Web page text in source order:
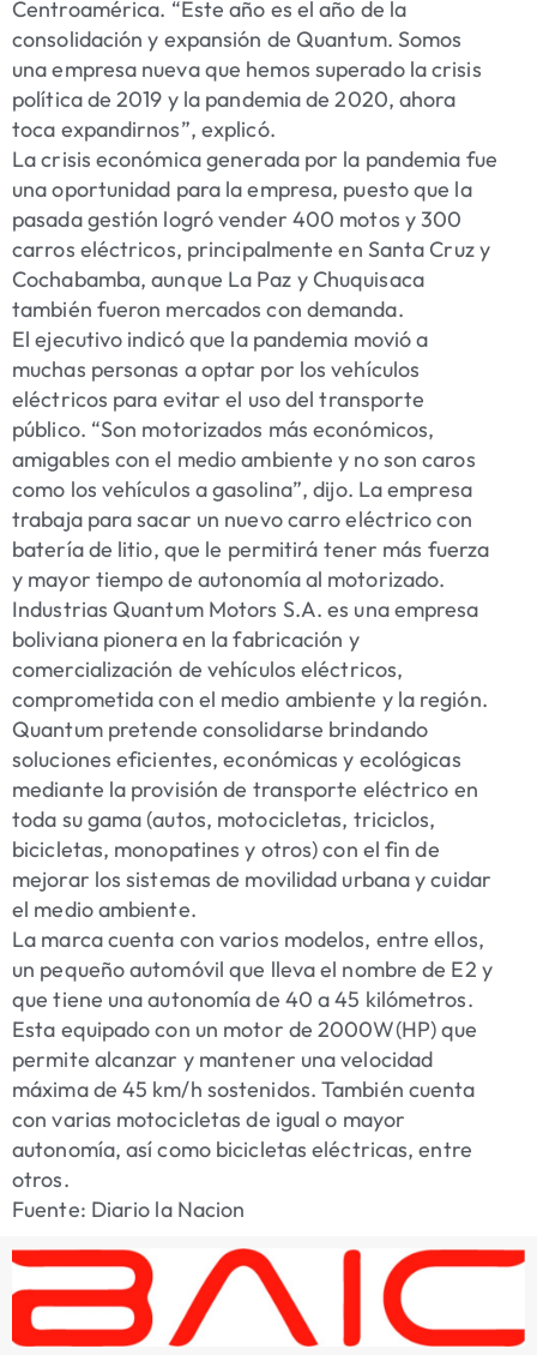
Centroamérica. “Este año es el año de la
consolidación y expansión de Quantum. Somos
una empresa nueva que hemos superado la crisis
política de 2019 y la pandemia de 2020, ahora
toca expandirnos”, explicó.
La crisis económica generada por la pandemia fue
una oportunidad para la empresa, puesto que la
pasada gestión logró vender 400 motos y 300
carros eléctricos, principalmente en Santa Cruz y
Cochabamba, aunque La Paz y Chuquisaca
también fueron mercados con demanda.
El ejecutivo indicó que la pandemia movió a
muchas personas a optar por los vehículos
eléctricos para evitar el uso del transporte
público. “Son motorizados más económicos,
amigables con el medio ambiente y no son caros
como los vehículos a gasolina”, dijo. La empresa
trabaja para sacar un nuevo carro eléctrico con
batería de litio, que le permitirá tener más fuerza
y mayor tiempo de autonomía al motorizado.
Industrias Quantum Motors S.A. es una empresa
boliviana pionera en la fabricación y
comercialización de vehículos eléctricos,
comprometida con el medio ambiente y la región.
Quantum pretende consolidarse brindando
soluciones eficientes, económicas y ecológicas
mediante la provisión de transporte eléctrico en
toda su gama (autos, motocicletas, triciclos,
bicicletas, monopatines y otros) con el fin de
mejorar los sistemas de movilidad urbana y cuidar
el medio ambiente.
La marca cuenta con varios modelos, entre ellos,
un pequeño automóvil que lleva el nombre de E2 y
que tiene una autonomía de 40 a 45 kilómetros.
Esta equipado con un motor de 2000W(HP) que
permite alcanzar y mantener una velocidad
máxima de 45 km/h sostenidos. También cuenta
con varias motocicletas de igual o mayor
autonomía, así como bicicletas eléctricas, entre
otros.
Fuente: Diario la Nacion